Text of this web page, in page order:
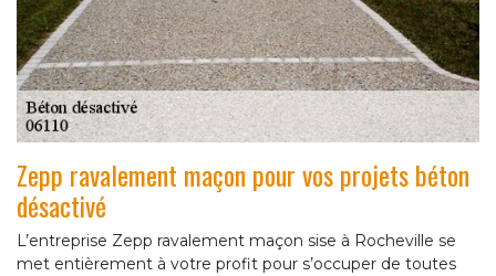
Zepp ravalement maçon pour vos projets béton
désactivé
L’entreprise Zepp ravalement maçon sise à Rocheville se
met entièrement à votre profit pour s’occuper de toutes